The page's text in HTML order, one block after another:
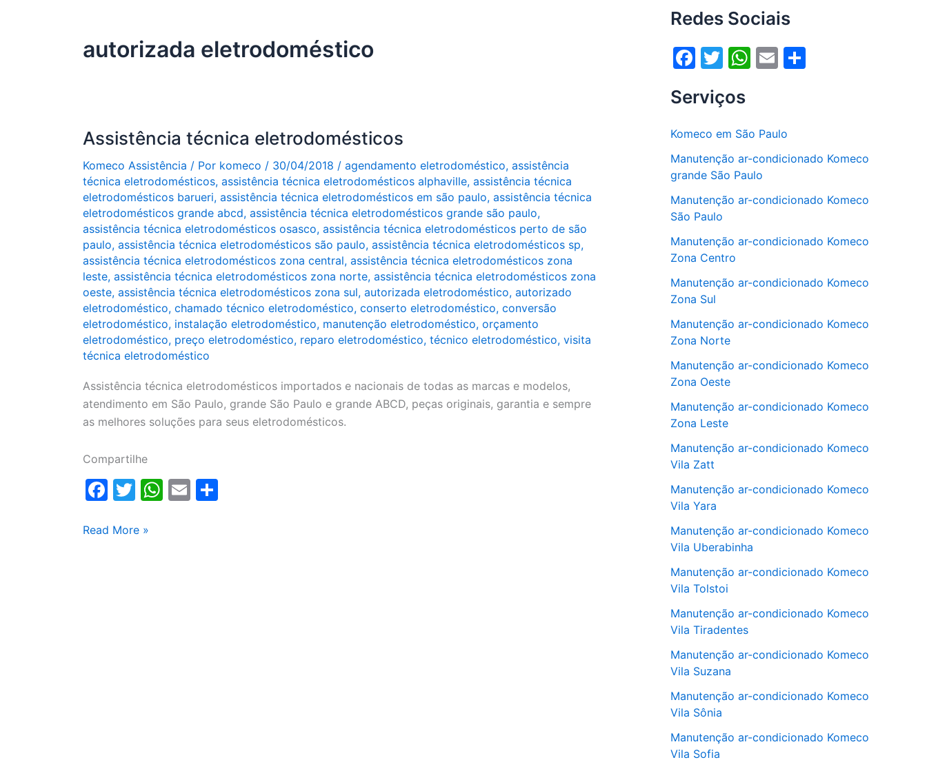
autorizada eletrodoméstico
Assistência técnica eletrodomésticos
Komeco Assistência / Por komeco / 30/04/2018 / agendamento eletrodoméstico, assistência
técnica eletrodomésticos, assistência técnica eletrodomésticos alphaville, assistência técnica
eletrodomésticos barueri, assistência técnica eletrodomésticos em são paulo, assistência técnica
eletrodomésticos grande abcd, assistência técnica eletrodomésticos grande são paulo,
assistência técnica eletrodomésticos osasco, assistência técnica eletrodomésticos perto de são
paulo, assistência técnica eletrodomésticos são paulo, assistência técnica eletrodomésticos sp,
assistência técnica eletrodomésticos zona central, assistência técnica eletrodomésticos zona
leste, assistência técnica eletrodomésticos zona norte, assistência técnica eletrodomésticos zona
oeste, assistência técnica eletrodomésticos zona sul, autorizada eletrodoméstico, autorizado
eletrodoméstico, chamado técnico eletrodoméstico, conserto eletrodoméstico, conversão
eletrodoméstico, instalação eletrodoméstico, manutenção eletrodoméstico, orçamento
eletrodoméstico, preço eletrodoméstico, reparo eletrodoméstico, técnico eletrodoméstico, visita
técnica eletrodoméstico
Assistência técnica eletrodomésticos importados e nacionais de todas as marcas e modelos,
atendimento em São Paulo, grande São Paulo e grande ABCD, peças originais, garantia e sempre
as melhores soluções para seus eletrodomésticos.
Compartilhe
F
c
T
itt
W E
Assistência
Read More »
Redes Sociais
F
c
b
o
o
k
T
itt
er
W
s
A
p
E
l
Serviços
Komeco em São Paulo
Manutenção ar-condicionado Komeco
grande São Paulo
Manutenção ar-condicionado Komeco
São Paulo
Manutenção ar-condicionado Komeco
Zona Centro
Manutenção ar-condicionado Komeco
Zona Sul
Manutenção ar-condicionado Komeco
Zona Norte
Manutenção ar-condicionado Komeco
Zona Oeste
Manutenção ar-condicionado Komeco
Zona Leste
Manutenção ar-condicionado Komeco
Vila Zatt
Manutenção ar-condicionado Komeco
Vila Yara
Manutenção ar-condicionado Komeco
Vila Uberabinha
Manutenção ar-condicionado Komeco
Vila Tolstoi
Manutenção ar-condicionado Komeco
Vila Tiradentes
Manutenção ar-condicionado Komeco
Vila Suzana
Manutenção ar-condicionado Komeco
Vila Sônia
Manutenção ar-condicionado Komeco
Vila Sofia